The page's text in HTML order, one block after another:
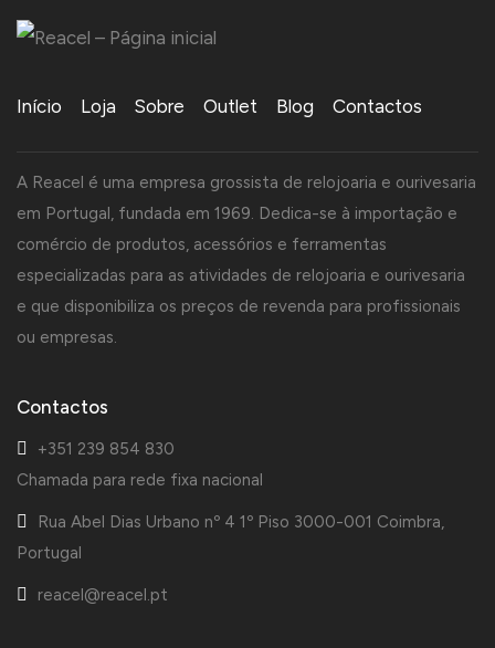
Início Loja Sobre Outlet Blog Contactos
A Reacel é uma empresa grossista de relojoaria e ourivesaria
em Portugal, fundada em 1969. Dedica-se à importação e
comércio de produtos, acessórios e ferramentas
especializadas para as atividades de relojoaria e ourivesaria
e que disponibiliza os preços de revenda para profissionais
ou empresas.
Contactos
+351 239 854 830
Chamada para rede fixa nacional
Rua Abel Dias Urbano nº 4 1º Piso 3000-001 Coimbra,
Portugal
reacel@reacel.pt